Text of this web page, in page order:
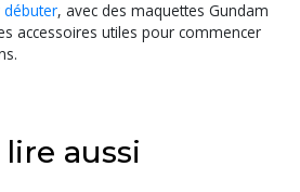
débuter, avec des maquettes Gundam
accessoires utiles pour commencer
aussi